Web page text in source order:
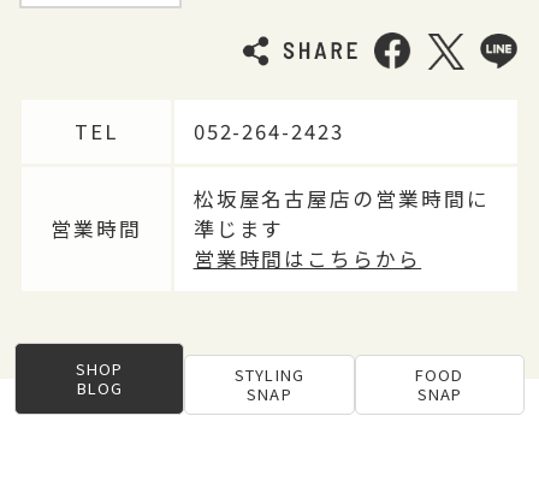
TEL 052-264-2423
営業時間
松坂屋名古屋店の営業時間に
準じます
営業時間はこちらから
SHOP
BLOG
STYLING
SNAP
FOOD
SNAP